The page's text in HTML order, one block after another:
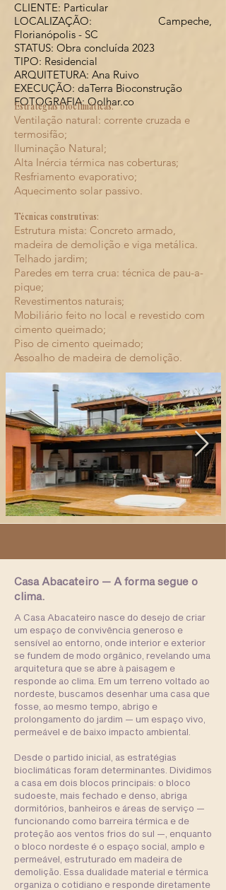
CLIENTE: Particular
LOCALIZAÇÃO: Campeche,
Florianópolis - SC
STATUS: Obra concluída 2023
TIPO: Residencial
ARQUITETURA: Ana Ruivo
EXECUÇÃO: daTerra Bioconstrução
FOTOGRAFIA: Oolhar.co
Estratégias bioclimáticas:
Ventilação natural: corrente cruzada e
termosifão;
Iluminação Natural;
Alta Inércia térmica nas coberturas;
Resfriamento evaporativo;
Aquecimento solar passivo.
Técnicas construtivas:
Estrutura mista: Concreto armado,
madeira de demolição e viga metálica.
Telhado jardim;
Paredes em terra crua: técnica de pau-a-
pique;
Revestimentos naturais;
Mobiliário feito no local e revestido com
cimento queimado;
Piso de cimento queimado;
Assoalho de madeira de demolição.
Casa Abacateiro — A forma segue o
clima.
A Casa Abacateiro nasce do desejo de criar
um espaço de convivência generoso e
sensível ao entorno, onde interior e exterior
se fundem de modo orgânico, revelando uma
arquitetura que se abre à paisagem e
responde ao clima. Em um terreno voltado ao
nordeste, buscamos desenhar uma casa que
fosse, ao mesmo tempo, abrigo e
prolongamento do jardim — um espaço vivo,
permeável e de baixo impacto ambiental.
Desde o partido inicial, as estratégias
bioclimáticas foram determinantes. Dividimos
a casa em dois blocos principais: o bloco
sudoeste, mais fechado e denso, abriga
dormitórios, banheiros e áreas de serviço —
funcionando como barreira térmica e de
proteção aos ventos frios do sul —, enquanto
o bloco nordeste é o espaço social, amplo e
permeável, estruturado em madeira de
demolição. Essa dualidade material e térmica
organiza o cotidiano e responde diretamente